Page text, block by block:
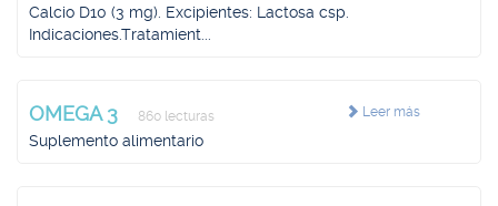
Calcio D10 (3 mg). Excipientes: Lactosa csp.
Indicaciones.Tratamient...
Leer más
OMEGA 3 860 lecturas
Suplemento alimentario